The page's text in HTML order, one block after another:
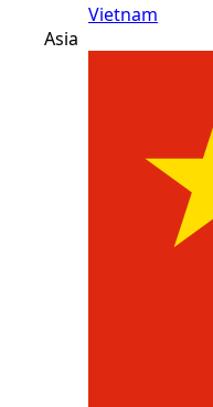
Vietnam
Asia